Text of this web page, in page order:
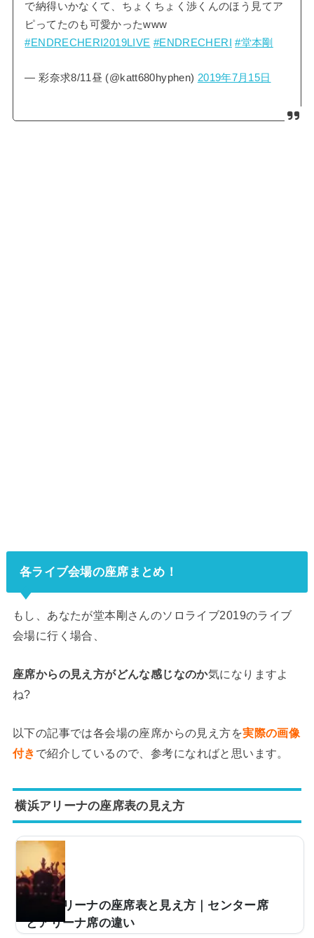
で納得いかなくて、ちょくちょく渉くんのほう見てア
ピってたのも可愛かったwww
#ENDRECHERI2019LIVE #ENDRECHERI #堂本剛
— 彩奈求8/11昼 (@katt680hyphen) 2019年7月15日
各ライブ会場の座席まとめ！
もし、あなたが堂本剛さんのソロライブ2019のライブ
会場に行く場合、
座席からの見え方がどんな感じなのか気になりますよ
ね?
以下の記事では各会場の座席からの見え方を実際の画像
付き で紹介しているので、参考になればと思います。
横浜アリーナの座席表の見え方
横浜アリーナの座席表と見え方｜センター席
とアリーナ席の違い